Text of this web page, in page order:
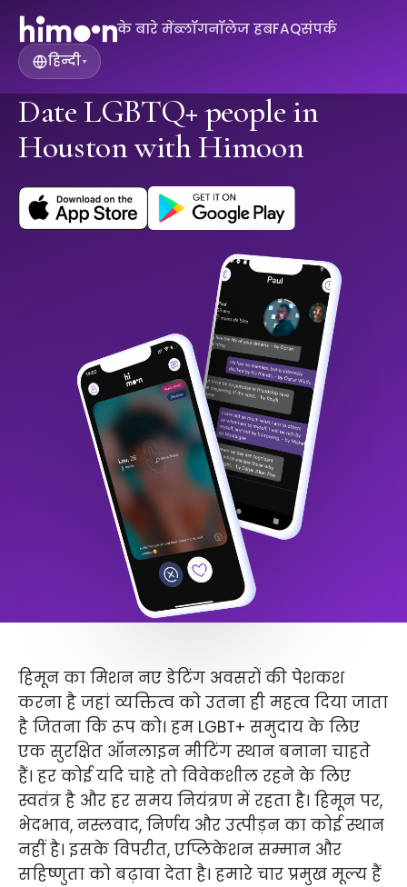
के बारे मेंब्लॉगनॉलेज हबFAQसंपर्क
हिन्दी▾
Date LGBTQ+ people in
Houston with Himoon
हिमून का मिशन नए डेटिंग अवसरों की पेशकश
करना है जहां व्यक्तित्व को उतना ही महत्व दिया जाता
है जितना कि रूप को। हम LGBT+ समुदाय के लिए
एक सुरक्षित ऑनलाइन मीटिंग स्थान बनाना चाहते
हैं। हर कोई यदि चाहे तो विवेकशील रहने के लिए
स्वतंत्र है और हर समय नियंत्रण में रहता है। हिमून पर,
भेदभाव, नस्लवाद, निर्णय और उत्पीड़न का कोई स्थान
नहीं है। इसके विपरीत, एप्लिकेशन सम्मान और
सहिष्णुता को बढ़ावा देता है। हमारे चार प्रमुख मूल्य हैं